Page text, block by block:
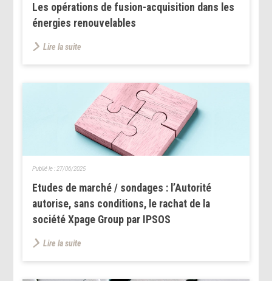
Les opérations de fusion-acquisition dans les
énergies renouvelables
Lire la suite
Etudes de marché / sondages : l’Autorité
autorise, sans conditions, le rachat de la
société Xpage Group par IPSOS
Publié le :27/06/2025
Lire la suite